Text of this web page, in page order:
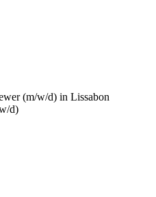
(m/w/d) in Lissabon
d)